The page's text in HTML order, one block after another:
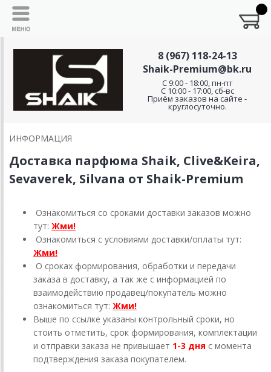
8 (967) 118-24-13
Shaik-Premium@bk.ru
C 9:00 - 18:00, пн-пт
С 10:00 - 17:00, сб-вс
Приём заказов на сайте -
круглосуточно.
ИНФОРМАЦИЯ
Доставка парфюма Shaik, Clive&Keira,
Sevaverek, Silvana от Shaik-Premium
Ознакомиться со сроками доставки заказов можно
тут: Жми!
Ознакомиться с условиями доставки/оплаты тут:
Жми!
О сроках формирования, обработки и передачи
заказа в доставку, а так же с информацией по
взаимодействию продавец/покупатель можно
ознакомиться тут: Жми!
Выше по ссылке указаны контрольный сроки, но
стоить отметить, срок формирования, комплектации
и отправки заказа не привышает 1-3 дня с момента
подтверждения заказа покупателем.